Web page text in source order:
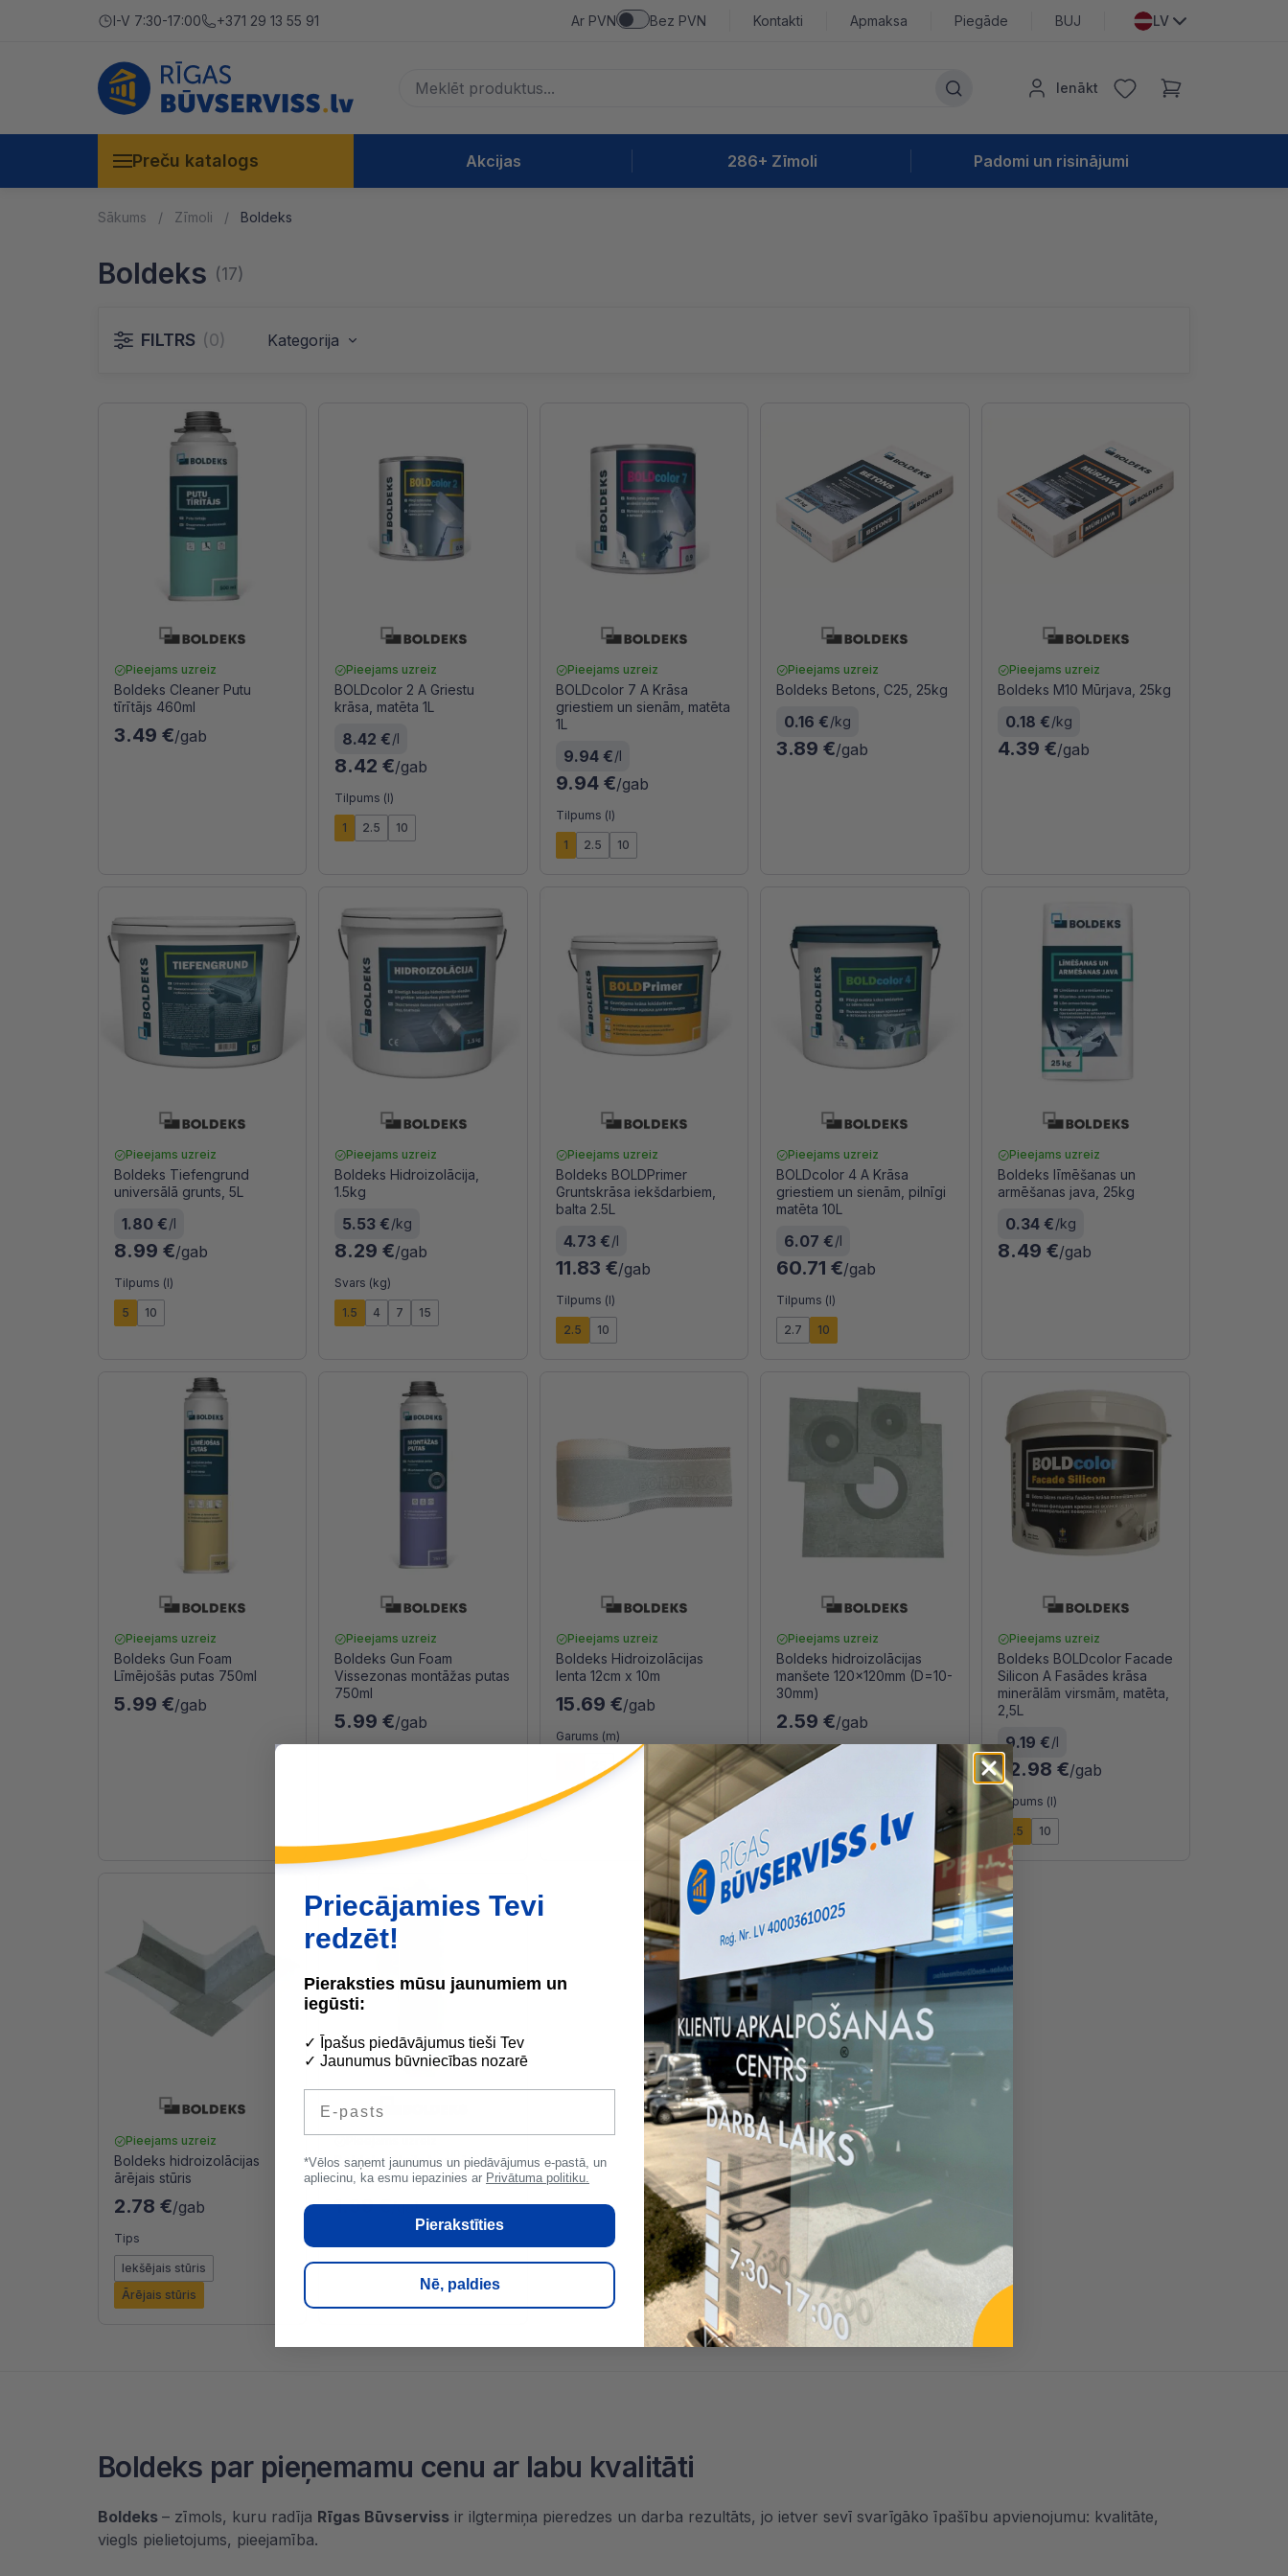
I-V 7:30-17:00 +371 29 13 55 91 Ar PVN Bez PVN Kontakti Apmaksa Piegāde BUJ LV
Ienākt
Preču katalogs Akcijas 286+ Zīmoli Padomi un risinājumi
Sākums Zīmoli Boldeks
Boldeks (17)
FILTRS (0) Kategorija
Pieejams uzreiz
Boldeks Cleaner Putu
tīrītājs 460ml
3.49 €/gab
Pieejams uzreiz
BOLDcolor 2 A Griestu
krāsa, matēta 1L
8.42 €/l
8.42 €/gab
Tilpums (l)
1 2.5 10
Pieejams uzreiz
BOLDcolor 7 A Krāsa
griestiem un sienām, matēta
1L
9.94 €/l
9.94 €/gab
Tilpums (l)
1 2.5 10
Pieejams uzreiz
Boldeks Betons, C25, 25kg
0.16 €/kg
3.89 €/gab
Pieejams uzreiz
Boldeks M10 Mūrjava, 25kg
0.18 €/kg
4.39 €/gab
Pieejams uzreiz
Boldeks Tiefengrund
universālā grunts, 5L
1.80 €/l
8.99 €/gab
Tilpums (l)
5 10
Pieejams uzreiz
Boldeks Hidroizolācija,
1.5kg
5.53 €/kg
8.29 €/gab
Svars (kg)
1.5 4 7 15
Pieejams uzreiz
Boldeks BOLDPrimer
Gruntskrāsa iekšdarbiem,
balta 2.5L
4.73 €/l
11.83 €/gab
Tilpums (l)
2.5 10
Pieejams uzreiz
BOLDcolor 4 A Krāsa
griestiem un sienām, pilnīgi
matēta 10L
6.07 €/l
60.71 €/gab
Tilpums (l)
2.7 10
Pieejams uzreiz
Boldeks līmēšanas un
armēšanas java, 25kg
0.34 €/kg
8.49 €/gab
Pieejams uzreiz
Boldeks Gun Foam
Līmējošās putas 750ml
5.99 €/gab
Pieejams uzreiz
Boldeks Gun Foam
Vissezonas montāžas putas
750ml
5.99 €/gab
Pieejams uzreiz
Boldeks Hidroizolācijas
lenta 12cm x 10m
15.69 €/gab
Garums (m)
25
Pieejams uzreiz
Boldeks hidroizolācijas
manšete 120x120mm (D=10-
30mm)
2.59 €/gab
Izmērs
150x150mm
Pieejams uzreiz
Boldeks BOLDcolor Facade
Silicon A Fasādes krāsa
minerālām virsmām, matēta,
2,5L
9.19 €/l
22.98 €/gab
Tilpums (l)
2.5 10
Pieejams uzreiz
Boldeks hidroizolācijas
ārējais stūris
2.78 €/gab
Tips
Iekšējais stūris
Ārējais stūris
Pieejams uzreiz
Boldeks Akrila hermētiķis,
280ml
1.99 €/gab
Boldeks par pieņemamu cenu ar labu kvalitāti
Boldeks – zīmols, kuru radīja Rīgas Būvserviss ir ilgtermiņa pieredzes un darba rezultāts, jo ietver sevī svarīgāko īpašību apvienojumu: kvalitāte,
viegls pielietojums, pieejamība.
Priecājamies Tevi
redzēt!
Pieraksties mūsu jaunumiem un
iegūsti:
✓ Īpašus piedāvājumus tieši Tev
✓ Jaunumus būvniecības nozarē
*Vēlos saņemt jaunumus un piedāvājumus e-pastā, un
apliecinu, ka esmu iepazinies ar Privātuma politiku.
Pierakstīties
Nē, paldies